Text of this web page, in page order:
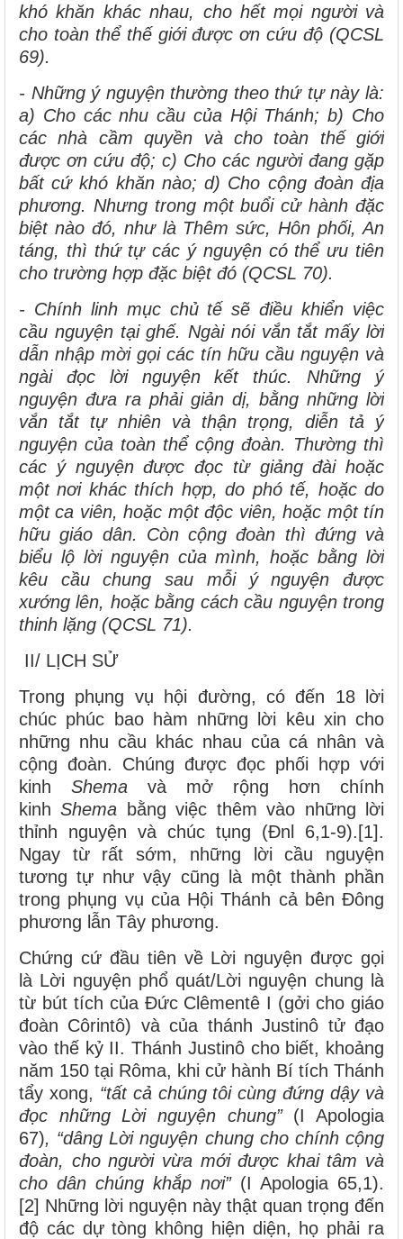
khó khăn khác nhau, cho hết mọi người và
cho toàn thể thế giới được ơn cứu độ (QCSL
69).
- Những ý nguyện thường theo thứ tự này là:
a) Cho các nhu cầu của Hội Thánh; b) Cho
các nhà cầm quyền và cho toàn thế giới
được ơn cứu độ; c) Cho các người đang gặp
bất cứ khó khăn nào; d) Cho cộng đoàn địa
phương. Nhưng trong một buổi cử hành đặc
biệt nào đó, như là Thêm sức, Hôn phối, An
táng, thì thứ tự các ý nguyện có thể ưu tiên
cho trường hợp đặc biệt đó (QCSL 70).
- Chính linh mục chủ tế sẽ điều khiển việc
cầu nguyện tại ghế. Ngài nói vắn tắt mấy lời
dẫn nhập mời gọi các tín hữu cầu nguyện và
ngài đọc lời nguyện kết thúc. Những ý
nguyện đưa ra phải giản dị, bằng những lời
vắn tắt tự nhiên và thận trọng, diễn tả ý
nguyện của toàn thể cộng đoàn. Thường thì
các ý nguyện được đọc từ giảng đài hoặc
một nơi khác thích hợp, do phó tế, hoặc do
một ca viên, hoặc một độc viên, hoặc một tín
hữu giáo dân. Còn cộng đoàn thì đứng và
biểu lộ lời nguyện của mình, hoặc bằng lời
kêu cầu chung sau mỗi ý nguyện được
xướng lên, hoặc bằng cách cầu nguyện trong
thinh lặng (QCSL 71).
II/ LỊCH SỬ
Trong phụng vụ hội đường, có đến 18 lời
chúc phúc bao hàm những lời kêu xin cho
những nhu cầu khác nhau của cá nhân và
cộng đoàn. Chúng được đọc phối hợp với
kinh Shema và mở rộng hơn chính
kinhShema bằng việc thêm vào những lời
thỉnh nguyện và chúc tụng (Đnl 6,1-9).[1].
Ngay từ rất sớm, những lời cầu nguyện
tương tự như vậy cũng là một thành phần
trong phụng vụ của Hội Thánh cả bên Đông
phương lẫn Tây phương.
Chứng cứ đầu tiên về Lời nguyện được gọi
là Lời nguyện phổ quát/Lời nguyện chung là
từ bút tích của Đức Clêmentê I (gởi cho giáo
đoàn Côrintô) và của thánh Justinô tử đạo
vào thế kỷ II. Thánh Justinô cho biết, khoảng
năm 150 tại Rôma, khi cử hành Bí tích Thánh
tẩy xong, “tất cả chúng tôi cùng đứng dậy và
đọc những Lời nguyện chung” (I Apologia
67), “dâng Lời nguyện chung cho chính cộng
đoàn, cho người vừa mới được khai tâm và
cho dân chúng khắp nơi”(I Apologia 65,1).
[2] Những lời nguyện này thật quan trọng đến
độ các dự tòng không hiện diện, họ phải ra